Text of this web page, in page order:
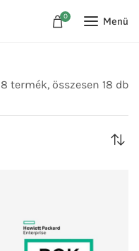
0 Menü
termék, összesen 18 db